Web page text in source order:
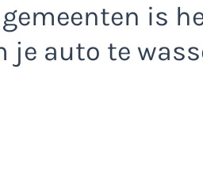
is
je auto te